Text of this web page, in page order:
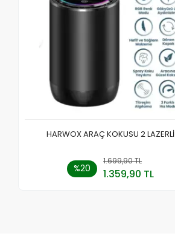
HARWOX ARAÇ KOKUSU 2 LAZERLİ
%20
1.699,90 TL
1.359,90 TL
Sepete Ekle